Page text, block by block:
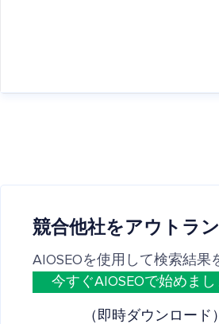
競合他社をアウトラ
AIOSEOを使用して検索結
今すぐAIOSEOで始めまし
（即時ダウンロード）